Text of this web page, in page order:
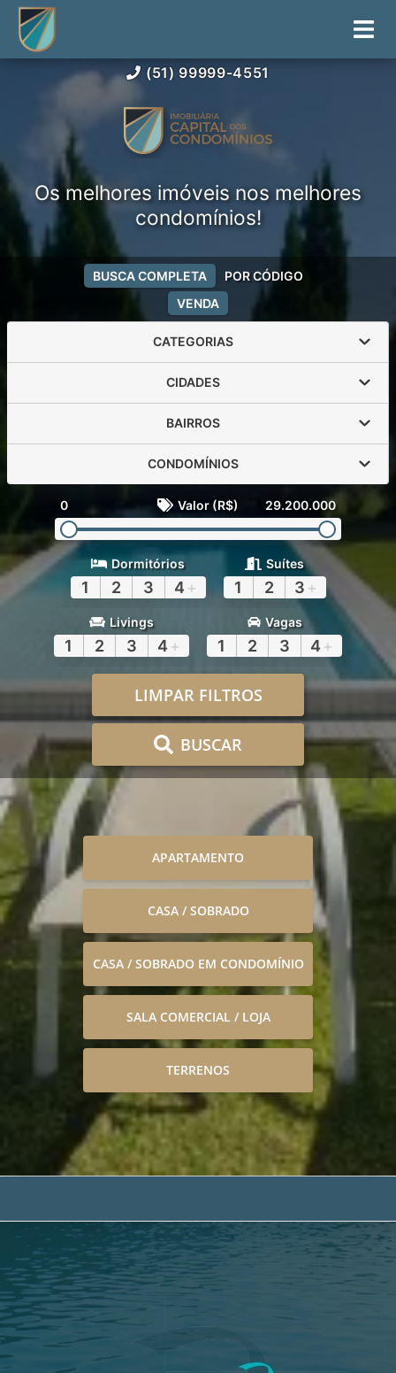
(51) 99999-4551
Os melhores imóveis nos melhores
condomínios!
VENDA
BUSCA COMPLETA POR CÓDIGO
CATEGORIAS
CIDADES
BAIRROS
CONDOMÍNIOS
0 Valor (R$) 29.200.000
Dormitórios
1 2 3 4 +
Suítes
1 2 3 +
Livings
1 2 3 4 +
Vagas
1 2 3 4 +
LIMPAR FILTROS
BUSCAR
APARTAMENTO
CASA / SOBRADO
CASA / SOBRADO EM CONDOMÍNIO
SALA COMERCIAL / LOJA
TERRENOS